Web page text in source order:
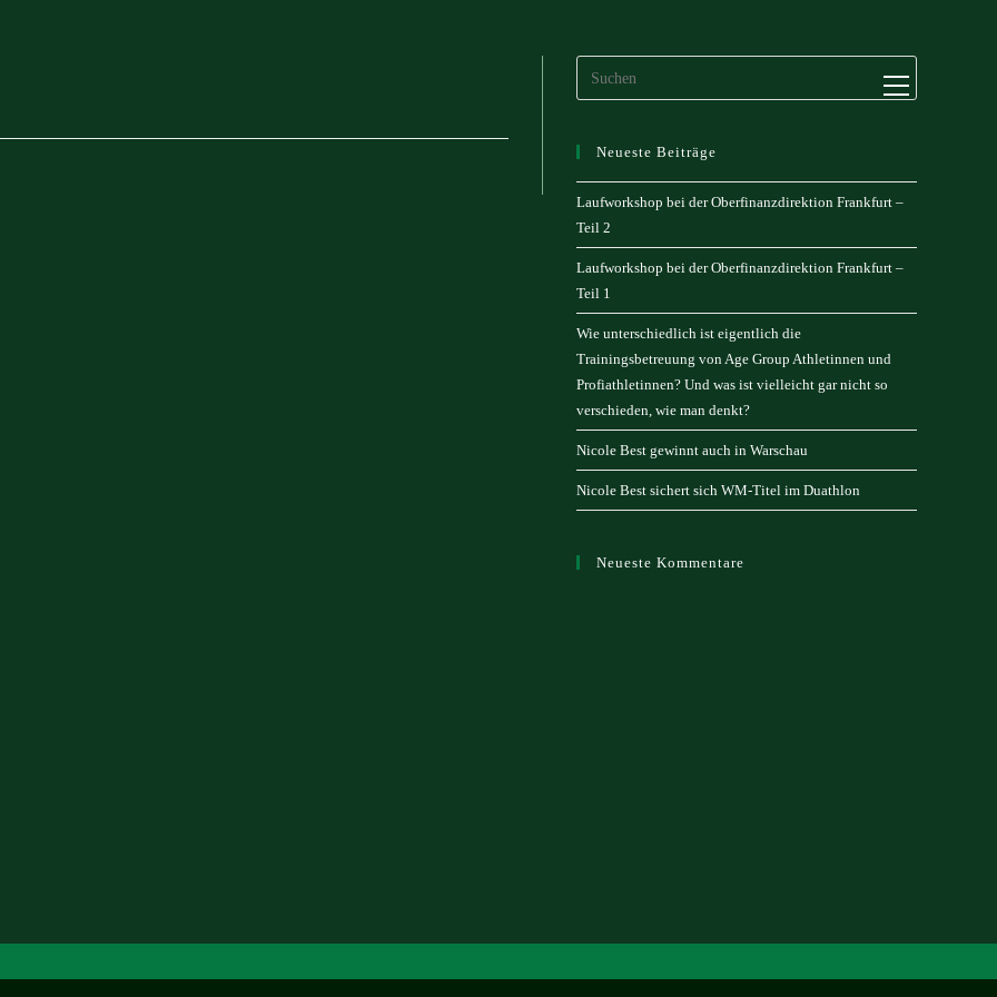
Website-
Neueste Beiträge
Laufworkshop bei der Oberfinanzdirektion Frankfurt –
Teil 2
Laufworkshop bei der Oberfinanzdirektion Frankfurt –
Teil 1
Wie unterschiedlich ist eigentlich die
Trainingsbetreuung von Age Group Athletinnen und
Profiathletinnen? Und was ist vielleicht gar nicht so
verschieden, wie man denkt?
Nicole Best gewinnt auch in Warschau
Nicole Best sichert sich WM-Titel im Duathlon
Neueste Kommentare